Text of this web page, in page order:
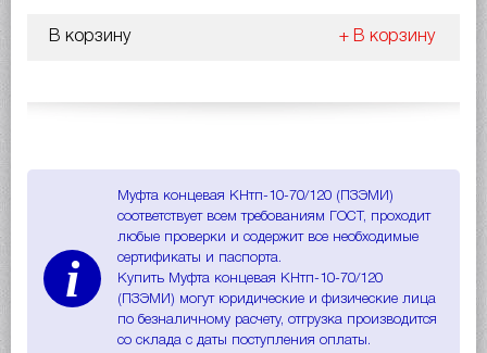
В корзину + В корзину
i
Муфта концевая КНтп-10-70/120 (ПЗЭМИ)
соответствует всем требованиям ГОСТ, проходит
любые проверки и содержит все необходимые
сертификаты и паспорта.
Купить Муфта концевая КНтп-10-70/120
(ПЗЭМИ) могут юридические и физические лица
по безналичному расчету, отгрузка производится
со склада с даты поступления оплаты.